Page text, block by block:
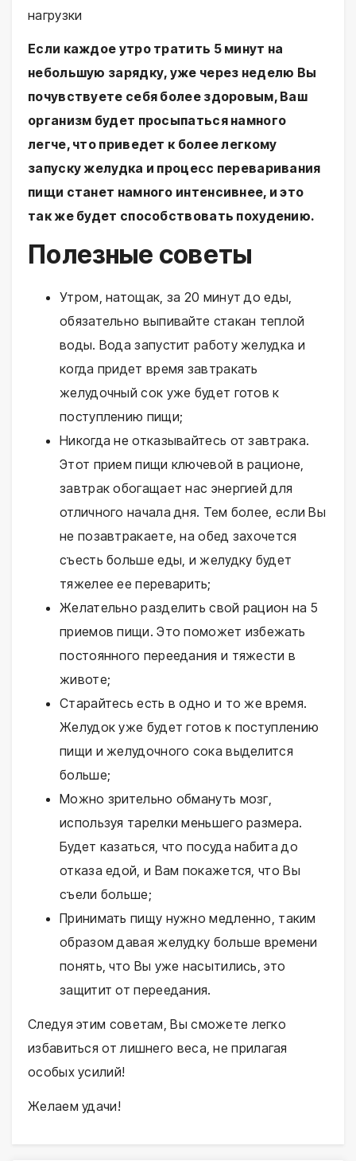
нагрузки
Если каждое утро тратить 5 минут на
небольшую зарядку, уже через неделю Вы
почувствуете себя более здоровым, Ваш
организм будет просыпаться намного
легче, что приведет к более легкому
запуску желудка и процесс переваривания
пищи станет намного интенсивнее, и это
так же будет способствовать похудению.
Полезные советы
Утром, натощак, за 20 минут до еды,
обязательно выпивайте стакан теплой
воды. Вода запустит работу желудка и
когда придет время завтракать
желудочный сок уже будет готов к
поступлению пищи;
Никогда не отказывайтесь от завтрака.
Этот прием пищи ключевой в рационе,
завтрак обогащает нас энергией для
отличного начала дня. Тем более, если Вы
не позавтракаете, на обед захочется
съесть больше еды, и желудку будет
тяжелее ее переварить;
Желательно разделить свой рацион на 5
приемов пищи. Это поможет избежать
постоянного переедания и тяжести в
животе;
Старайтесь есть в одно и то же время.
Желудок уже будет готов к поступлению
пищи и желудочного сока выделится
больше;
Можно зрительно обмануть мозг,
используя тарелки меньшего размера.
Будет казаться, что посуда набита до
отказа едой, и Вам покажется, что Вы
съели больше;
Принимать пищу нужно медленно, таким
образом давая желудку больше времени
понять, что Вы уже насытились, это
защитит от переедания.
Следуя этим советам, Вы сможете легко
избавиться от лишнего веса, не прилагая
особых усилий!
Желаем удачи!